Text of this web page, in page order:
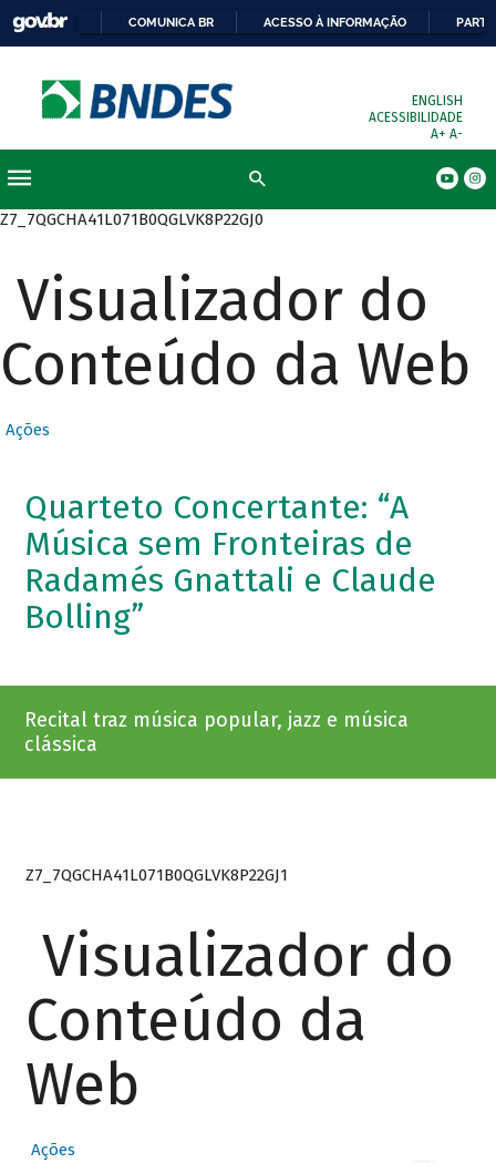
COMUNICA BR ACESSO À INFORMAÇÃO
ENGLISH
ACESSIBILIDADE
A+ A-
Z7_7QGCHA41L071B0QGLVK8P22GJ0
Visualizador do
Conteúdo da Web
Ações
Quarteto Concertante: “A
Música sem Fronteiras de
Radamés Gnattali e Claude
Bolling”
Recital traz música popular, jazz e música
clássica
Z7_7QGCHA41L071B0QGLVK8P22GJ1
Visualizador do
Conteúdo da
Web
Ações